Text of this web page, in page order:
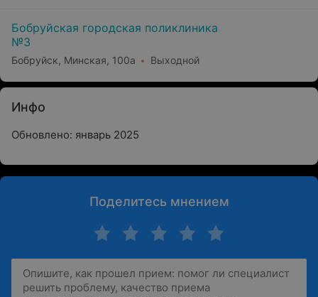
Бобруйская городская поликлиника
№3
Бобруйск, Минская, 100а Выходной
Инфо
Обновлено: январь 2025
Поделитесь мнением